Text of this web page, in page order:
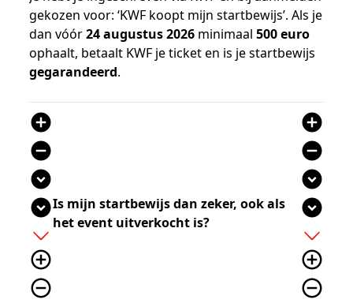
gekozen voor: ‘KWF koopt mijn startbewijs’. Als je
dan vóór24 augustus 2026 minimaal 500 euro
ophaalt, betaalt KWF je ticket en is je startbewijs
gegarandeerd.
add_circle
remove_circle
expand_circle_down
expand_circle_down
add
add_circle_outline
remove_circle_outline
Is mijn startbewijs dan zeker, ook als
het event uitverkocht is?
add_circle
remove_circle
expand_circle_down
expand_circle_down
add
add_circle_outline
remove_circle_outline